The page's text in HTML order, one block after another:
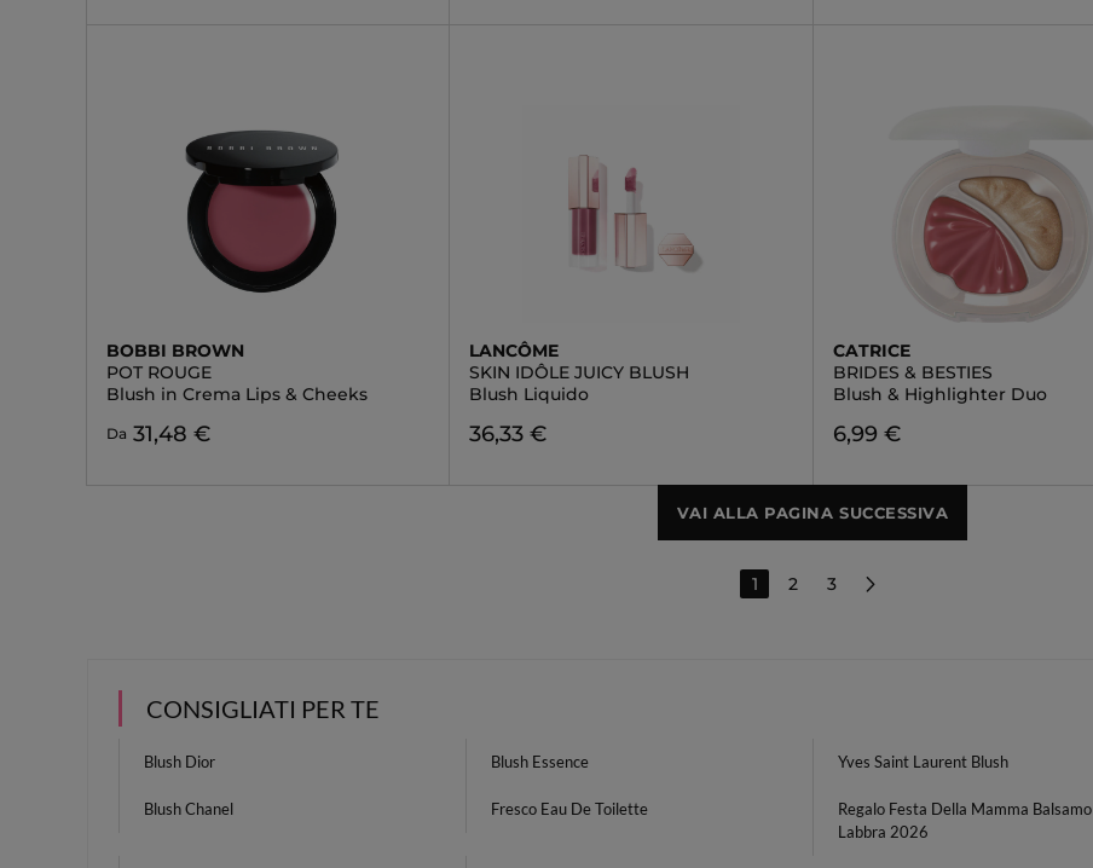
BOBBI BROWN
POT ROUGE
Blush in Crema Lips & Cheeks
Da 31,48 €
LANCÔME
SKIN IDÔLE JUICY BLUSH
Blush Liquido
36,33 €
CATRICE
BRIDES & BESTIES
Blush & Highlighter Duo
6,99 €
VAI ALLA PAGINA SUCCESSIVA
1 2 3
CONSIGLIATI PER TE
Blush Dior Blush Essence Yves Saint Laurent Blush
Blush Chanel Fresco Eau De Toilette
Regalo Festa Della Mamma Balsamo
Labbra 2026